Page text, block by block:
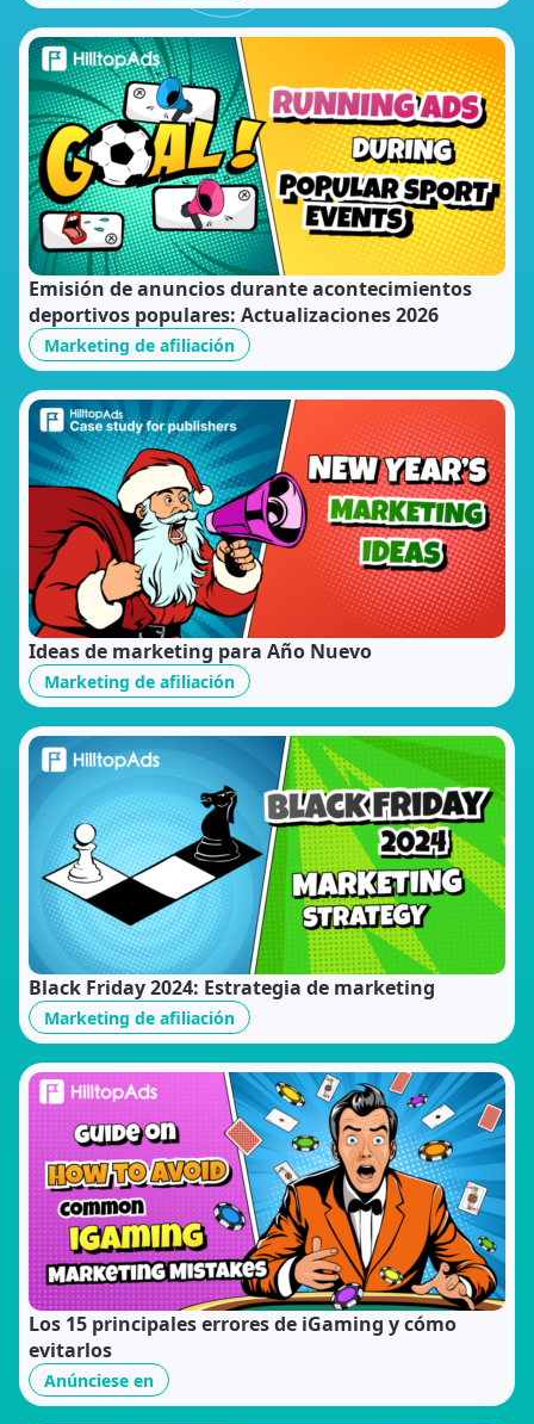
Marketing de afiliación
Emisión de anuncios durante acontecimientos
deportivos populares: Actualizaciones 2026
Marketing de afiliación
Ideas de marketing para Año Nuevo
Marketing de afiliación
Black Friday 2024: Estrategia de marketing
Anúnciese en
Los 15 principales errores de iGaming y cómo
evitarlos